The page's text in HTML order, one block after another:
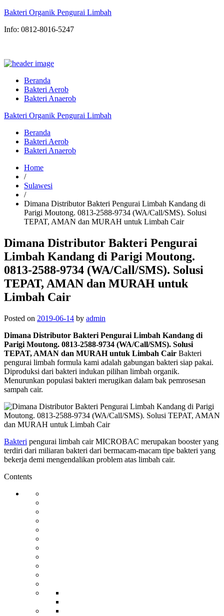
Bakteri Organik Pengurai Limbah
Info: 0812-8016-5247
Beranda
Bakteri Aerob
Bakteri Anaerob
Bakteri Organik Pengurai Limbah
Beranda
Bakteri Aerob
Bakteri Anaerob
Home
/
Sulawesi
/
Dimana Distributor Bakteri Pengurai Limbah Kandang di
Parigi Moutong. 0813-2588-9734 (WA/Call/SMS). Solusi
TEPAT, AMAN dan MURAH untuk Limbah Cair
Dimana Distributor Bakteri Pengurai
Limbah Kandang di Parigi Moutong.
0813-2588-9734 (WA/Call/SMS). Solusi
TEPAT, AMAN dan MURAH untuk
Limbah Cair
Posted on 2019-06-14 by admin
Dimana Distributor Bakteri Pengurai Limbah Kandang di
Parigi Moutong. 0813-2588-9734 (WA/Call/SMS). Solusi
TEPAT, AMAN dan MURAH untuk Limbah Cair Bakteri
pengurai limbah formula kami adalah gabungan bakteri siap pakai.
Diproduksi dari bakteri indukan pilihan limbah organik.
Menurunkan populasi bakteri merugikan dalam bak pemrosesan
sampah cair.
Bakteri pengurai limbah cair MICROBAC merupakan booster yang
terdiri dari miliaran bakteri dari bermacam-macam tipe bakteri yang
bekerja demi mengendalikan problem atas limbah cair.
Contents